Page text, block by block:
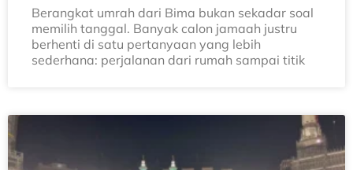
Berangkat umrah dari Bima bukan sekadar soal
memilih tanggal. Banyak calon jamaah justru
berhenti di satu pertanyaan yang lebih
sederhana: perjalanan dari rumah sampai titik